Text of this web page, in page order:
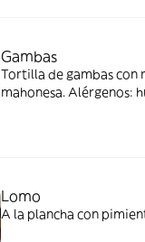
Gambas
Tortilla de gambas con
mahonesa. Alérgenos:
Lomo
A la plancha con